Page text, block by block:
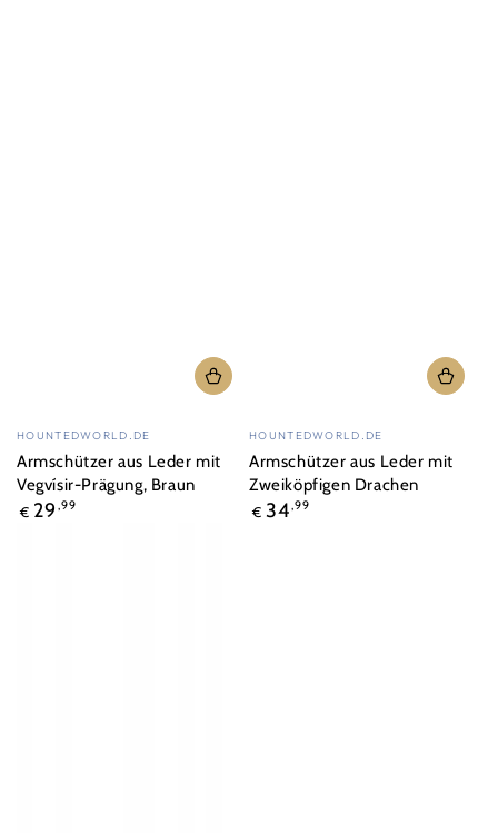
Verkäufer/in:
HOUNTEDWORLD.DE
Armschützer aus Leder mit
Vegvísir-Prägung, Braun
Regulärer
€ 29 ,99
Verkäufer/in:
HOUNTEDWORLD.DE
Armschützer aus Leder mit
Zweiköpfigen Drachen
Regulärer
€ 34,99